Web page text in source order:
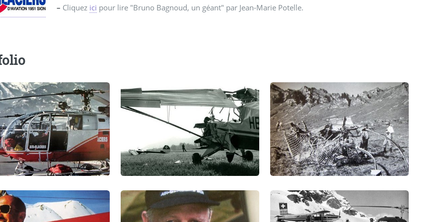
– Cliquez ici pour lire "Bruno Bagnoud, un géant" par Jean-Marie Potelle.